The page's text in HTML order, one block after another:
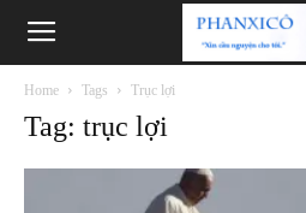
Phanxicô
Home Tags Trục lợi
Tag: trục lợi